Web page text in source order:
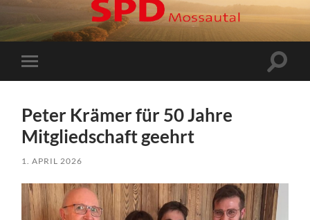
Mobile-
Menü
Peter Krämer für 50 Jahre
Mitgliedschaft geehrt
1. APRIL 2026